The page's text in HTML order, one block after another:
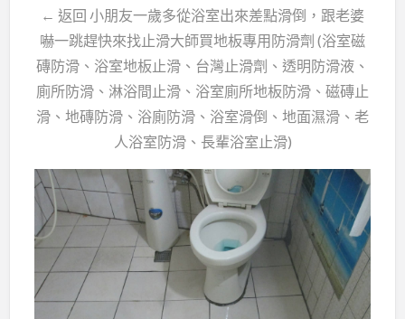
← 返回 小朋友一歲多從浴室出來差點滑倒，跟老婆
嚇一跳趕快來找止滑大師買地板專用防滑劑 (浴室磁
磚防滑、浴室地板止滑、台灣止滑劑、透明防滑液、
廁所防滑、淋浴間止滑、浴室廁所地板防滑、磁磚止
滑、地磚防滑、浴廁防滑、浴室滑倒、地面濕滑、老
人浴室防滑、長輩浴室止滑)